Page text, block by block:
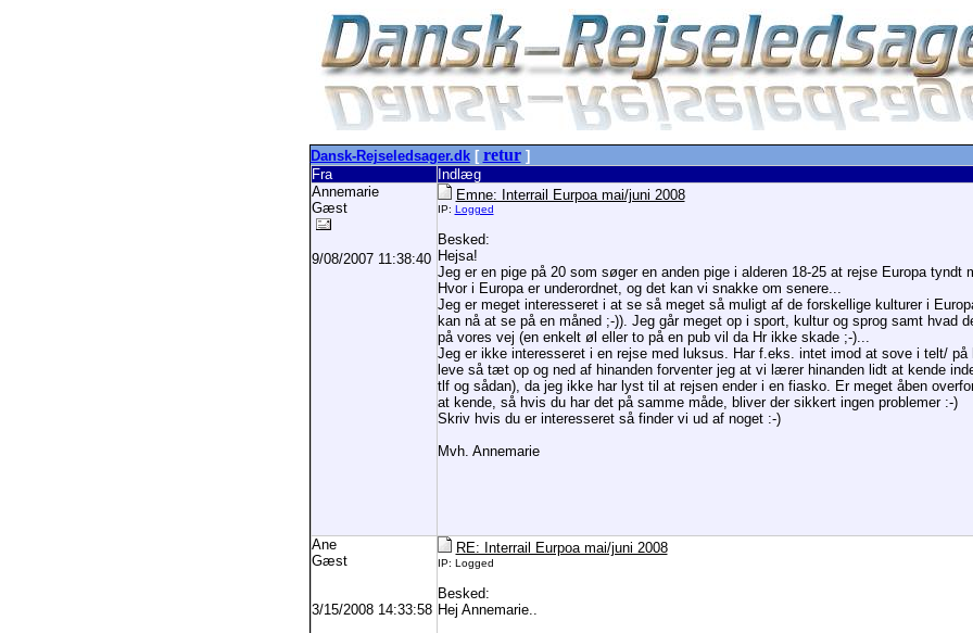
Dansk-Rejseledsager.dk[ retur ]
Fra
Indlæg
Annemarie
Gæst
9/08/2007 11:38:40
Emne: Interrail Eurpoa mai/juni 2008
IP: Logged
Besked:
Hejsa!
Jeg er en pige på 20 som søger en anden pige i alderen 18-25 at rejse Europa tyndt
Hvor i Europa er underordnet, og det kan vi snakke om senere...
Jeg er meget interesseret i at se så meget så muligt af de forskellige kulturer i
kan nå at se på en måned ;-)). Jeg går meget op i sport, kultur og sprog samt hvad
på vores vej (en enkelt øl eller to på en pub vil da Hr ikke skade ;-)...
Jeg er ikke interesseret i en rejse med luksus. Har f.eks. intet imod at sove i telt/
leve så tæt op og ned af hinanden forventer jeg at vi lærer hinanden lidt at kende
tlf og sådan), da jeg ikke har lyst til at rejsen ender i en fiasko. Er meget åben
at kende, så hvis du har det på samme måde, bliver der sikkert ingen problemer :-)
Skriv hvis du er interesseret så finder vi ud af noget :-)
Mvh. Annemarie
Ane
Gæst
3/15/2008 14:33:58
RE: Interrail Eurpoa mai/juni 2008
IP: Logged
Besked:
Hej Annemarie..